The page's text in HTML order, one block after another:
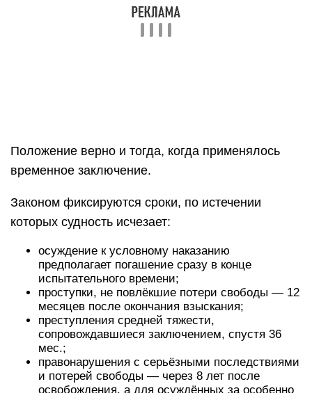
Положение верно и тогда, когда применялось
временное заключение.
Законом фиксируются сроки, по истечении
которых судность исчезает:
осуждение к условному наказанию
предполагает погашение сразу в конце
испытательного времени;
проступки, не повлёкшие потери свободы — 12
месяцев после окончания взыскания;
преступления средней тяжести,
сопровождавшиеся заключением, спустя 36
мес.;
правонарушения с серьёзными последствиями
и потерей свободы — через 8 лет после
освобождения, а для осуждённых за особенно